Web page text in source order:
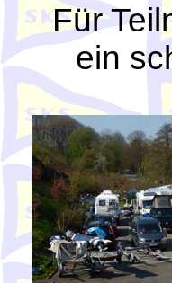
Für
ein